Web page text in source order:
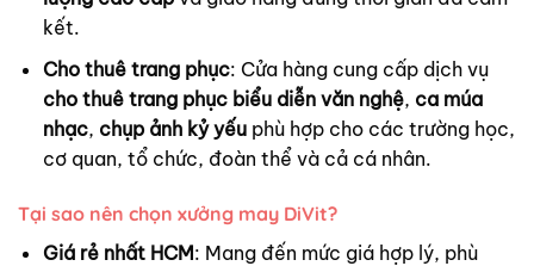
kết.
Cho thuê trang phục: Cửa hàng cung cấp dịch vụ
cho thuê trang phục biểu diễn văn nghệ, ca múa
nhạc, chụp ảnh kỷ yếuphù hợp cho các trường học,
cơ quan, tổ chức, đoàn thể và cả cá nhân.
Tại sao nên chọn xưởng may DiVit?
Giá rẻ nhất HCM: Mang đến mức giá hợp lý, phù